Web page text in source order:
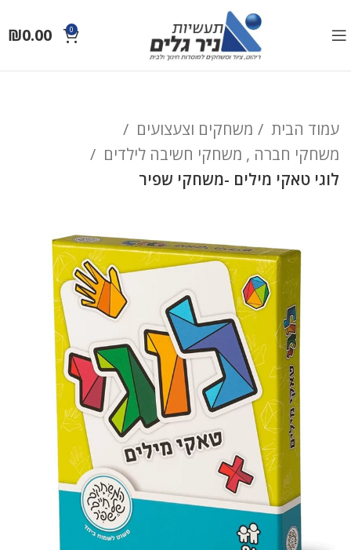
0
₪0.00
עמוד הבית
משחקים וצעצועים
משחקי חברה , משחקי חשיבה לילדים
לוגי טאקי מילים -משחקי שפיר